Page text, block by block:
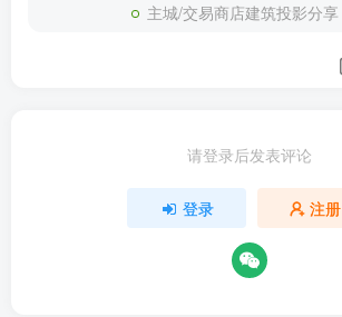
主城/交易商店建筑投影分享
请登录后发表评论
登录 注册